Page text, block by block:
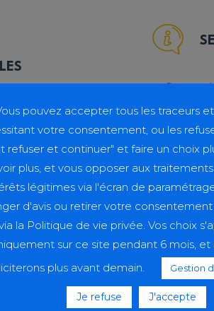
des aides-
la gestion des
Centre
Accès
Campus
pouvez accepter tous les traceurs
votre consentement, ou les
refuser et continuer" et faire un choix
plus, et vous opposer aux
légitimes via l'écran de
d'avis ou retirer votre
la Politique de vie privée. Vos choix
sur ce site pendant 6 mois, et
plus avant demain.
Gestion
Je refuse J'accepte